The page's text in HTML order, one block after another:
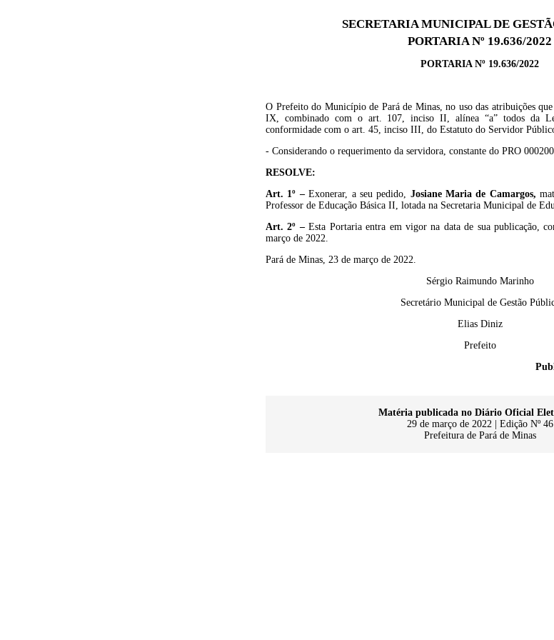
SECRETARIA MUNICIPAL DE
PORTARIA Nº 19.636/2022
PORTARIA Nº 19.636/2022
O Prefeito do Município de Pará de Minas, no uso das atribuições
IX, combinado com o art. 107, inciso II, alínea “a” todos da
conformidade com o art. 45, inciso III, do Estatuto do Servidor
- Considerando o requerimento da servidora, constante do PRO 000
RESOLVE:
Art. 1º –Exonerar, a seu pedido, Josiane Maria de Camargos,
Professor de Educação Básica II, lotada na Secretaria Municipal de
Art. 2º –Esta Portaria entra em vigor na data de sua publicação,
março de 2022.
Pará de Minas, 23 de março de 2022.
Sérgio Raimundo Marinho
Secretário Municipal de Gestão
Elias Diniz
Prefeito
Matéria publicada no Diário Oficial
29 de março de 2022 | Edição Nº 46
Prefeitura de Pará de Minas